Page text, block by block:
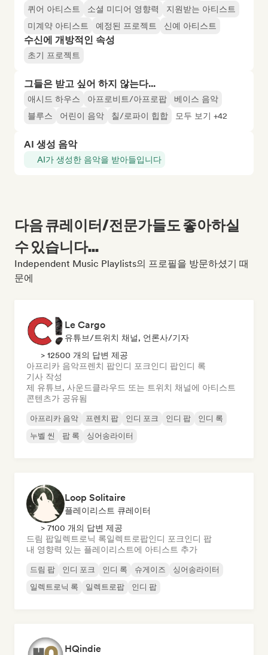
퀴어 아티스트 소셜 미디어 영향력
지원받는 아티스트
미계약 아티스트
예정된 프로젝트 신예 아티스트
수신에 개방적인 속성
초기 프로젝트
그들은 받고 싶어 하지 않는다...
애시드 하우스 아프로비트/아프로팝
베이스 음악
블루스
어린이 음악 칠/로파이 힙합 모두 보기 +42
AI 생성 음악
AI가 생성한 음악을 받아들입니다
다음 큐레이터/전문가들도 좋아하실
수 있습니다...
Independent Music Playlists의 프로필을 방문하셨기 때
문에
Le Cargo
유튜브/트위치 채널, 언론사/기자
> 12500 개의 답변 제공
아프리카 음악프렌치 팝인디 포크인디 팝인디 록
기사 작성
제 유튜브, 사운드클라우드 또는 트위치 채널에 아티스트
콘텐츠가 공유됨
아프리카 음악 프렌치 팝 인디 포크 인디 팝
인디 록
누벨 씬
팝 록 싱어송라이터
Loop Solitaire
플레이리스트 큐레이터
> 7100 개의 답변 제공
드림 팝일렉트로닉 록일렉트로팝인디 포크인디 팝
내 영향력 있는 플레이리스트에 아티스트 추가
드림 팝 인디 포크 인디 록 슈게이즈
싱어송라이터
일렉트로닉 록
일렉트로팝 인디 팝
HQindie